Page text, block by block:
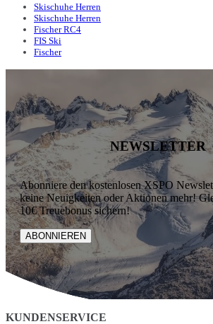
Skischuhe Herren
Skischuhe Herren
Fischer RC4
FIS Ski
Fischer
NEWSLETTER
Abonniere den kostenlosen XSPO
keine Neuigkeiten oder Aktionen mehr!
10€ Treuebonus sichern!
ABONNIEREN
KUNDENSERVICE